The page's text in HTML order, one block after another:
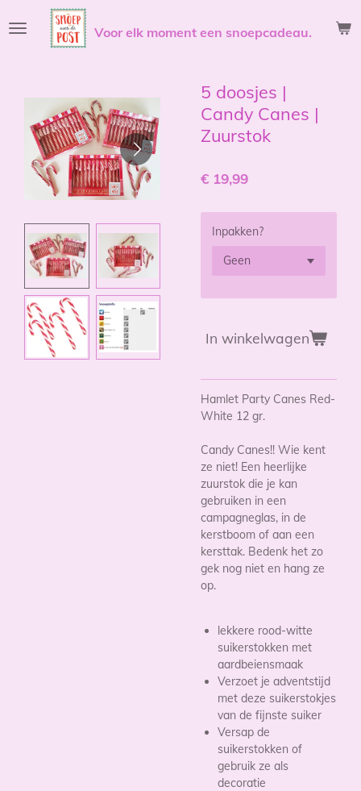
direct
Voor elk moment een snoepcadeau.
5 doosjes |
Candy Canes |
Zuurstok
€ 19,99
Inpakken?
In winkelwagen
Hamlet Party Canes Red-
White 12 gr.
Candy Canes!! Wie kent
ze niet! Een heerlijke
zuurstok die je kan
gebruiken in een
campagneglas, in de
kerstboom of aan een
kersttak. Bedenk het zo
gek nog niet en hang ze
op.
lekkere rood-witte
suikerstokken met
aardbeiensmaak
Verzoet je adventstijd
met deze suikerstokjes
van de fijnste suiker
Versap de
suikerstokken of
gebruik ze als
decoratie